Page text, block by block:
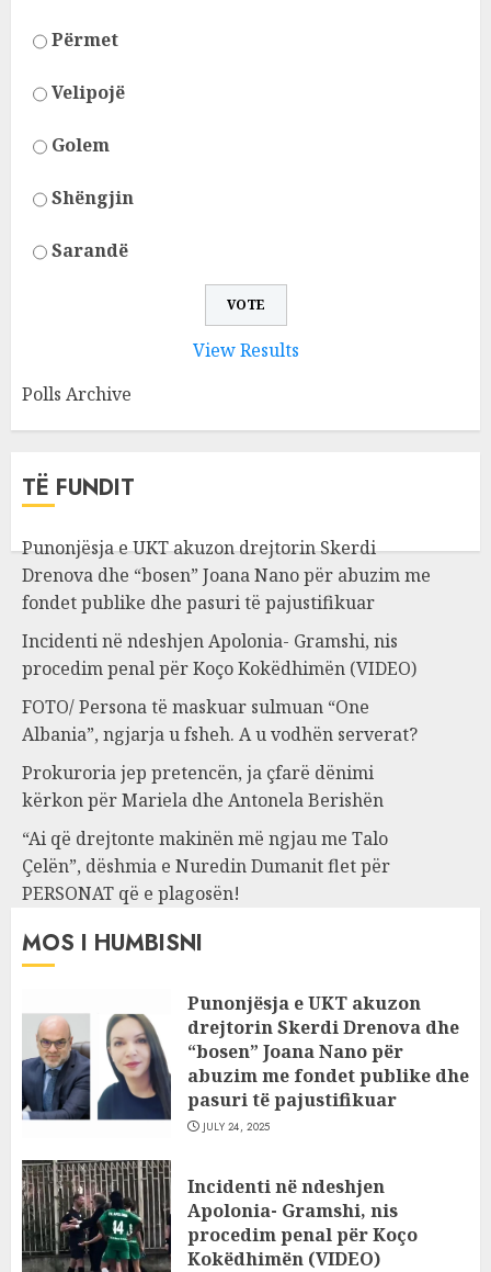
Përmet
Velipojë
Golem
Shëngjin
Sarandë
View Results
Polls Archive
TË FUNDIT
Punonjësja e UKT akuzon drejtorin Skerdi
Drenova dhe “bosen” Joana Nano për abuzim me
fondet publike dhe pasuri të pajustifikuar
Incidenti në ndeshjen Apolonia- Gramshi, nis
procedim penal për Koço Kokëdhimën (VIDEO)
FOTO/ Persona të maskuar sulmuan “One
Albania”, ngjarja u fsheh. A u vodhën serverat?
Prokuroria jep pretencën, ja çfarë dënimi
kërkon për Mariela dhe Antonela Berishën
“Ai që drejtonte makinën më ngjau me Talo
Çelën”, dëshmia e Nuredin Dumanit flet për
PERSONAT që e plagosën!
MOS I HUMBISNI
Punonjësja e UKT akuzon
drejtorin Skerdi Drenova dhe
“bosen” Joana Nano për
abuzim me fondet publike dhe
pasuri të pajustifikuar
JULY 24, 2025
Incidenti në ndeshjen
Apolonia- Gramshi, nis
procedim penal për Koço
Kokëdhimën (VIDEO)